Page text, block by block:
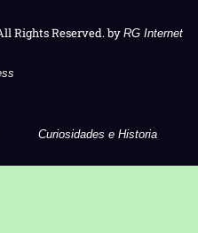
Rights Reserved. by RG Internet
Curiosidades e Historia